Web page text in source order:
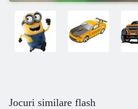
Jocuri similare flash